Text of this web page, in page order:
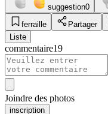
suggestion0
ferraille
Partager
Liste
commentaire19
Joindre des photos
inscription